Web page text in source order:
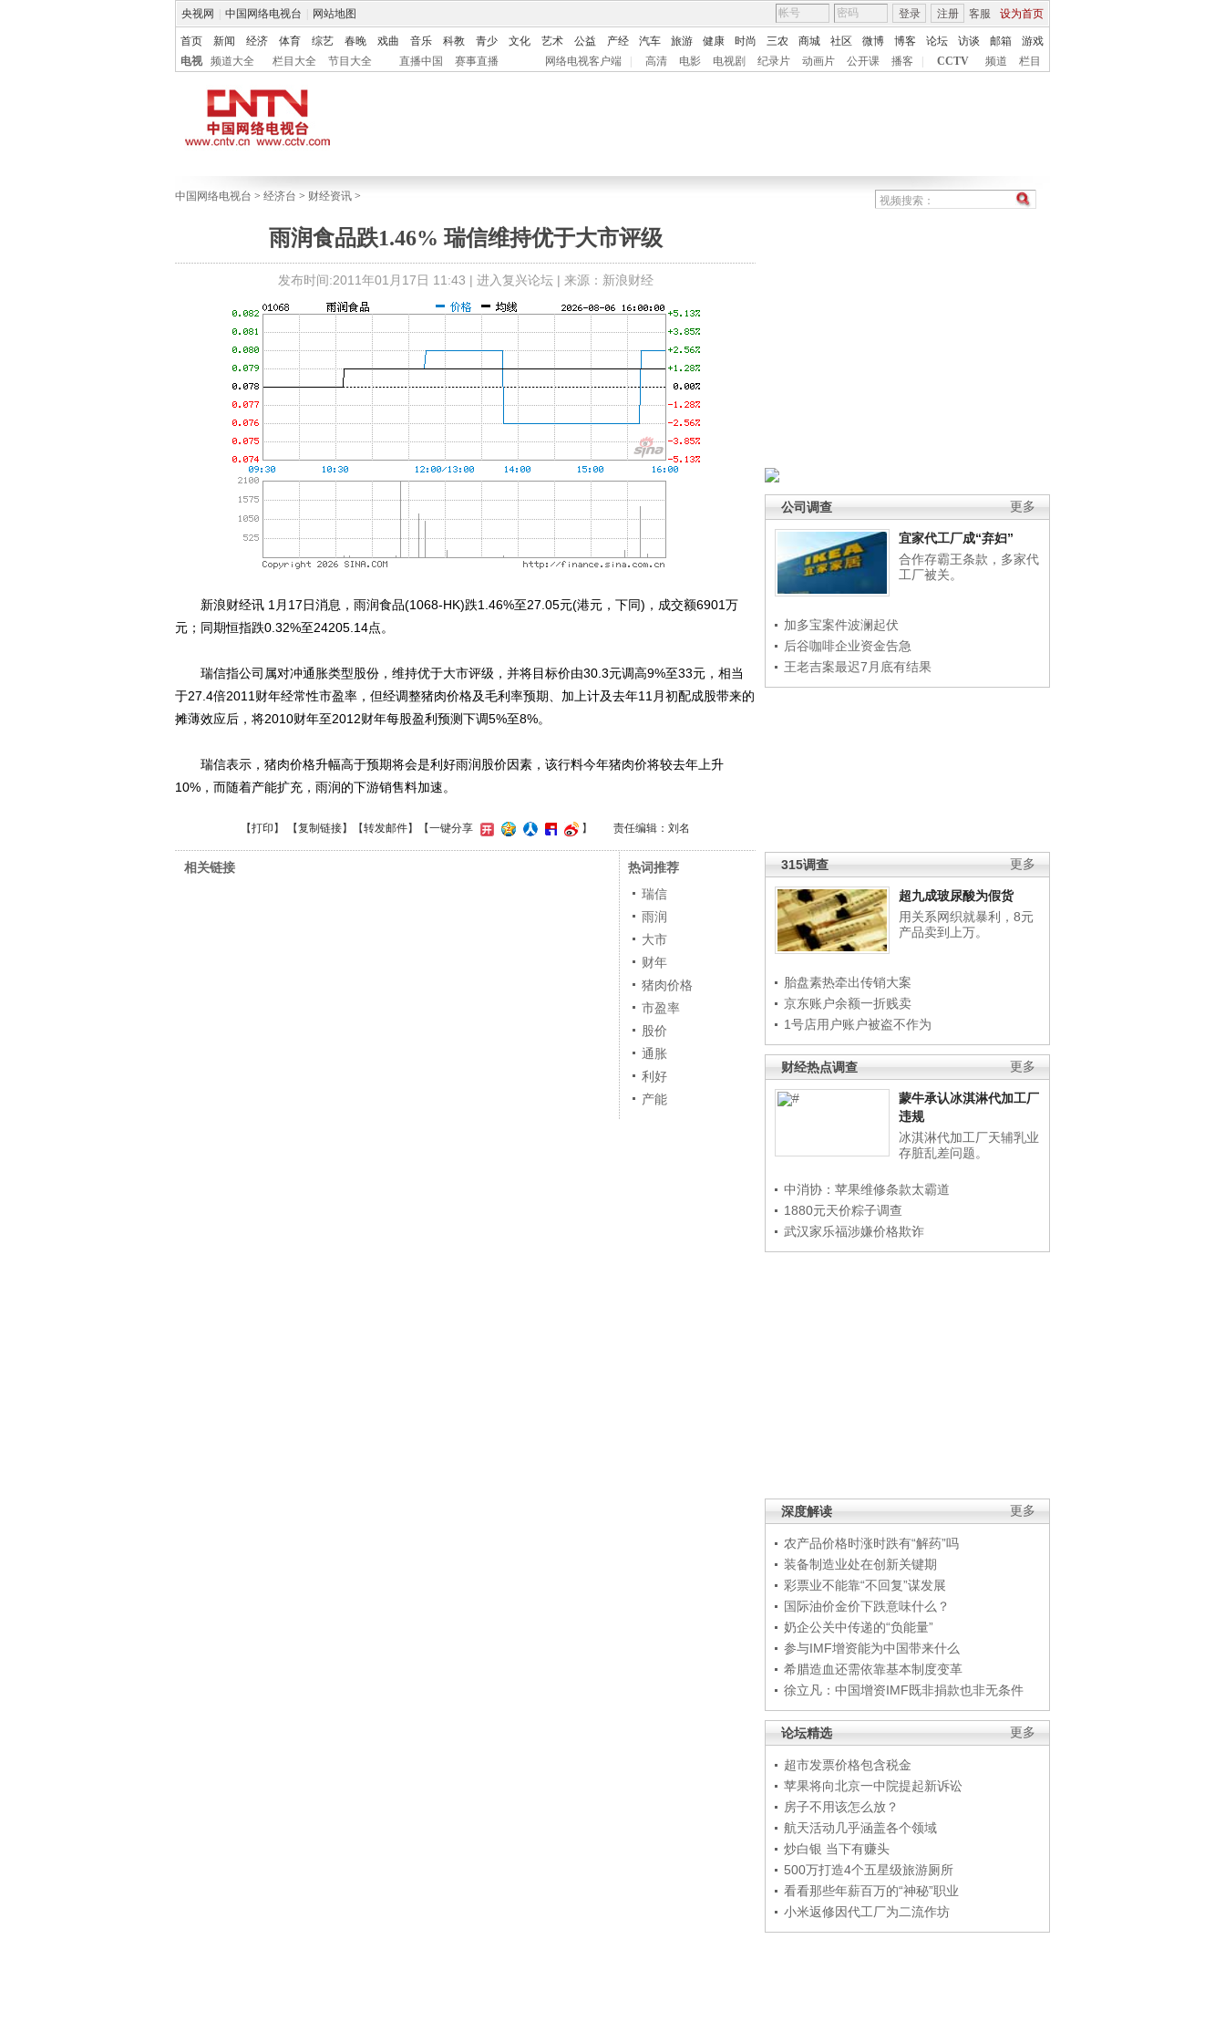
央视网 中国网络电视台 网站地图 客服 设为首页
登录 注册
首页 新闻 经济 体育 综艺 春晚 戏曲 音乐 科教 青少 文化 艺术 公益 产经 汽车 旅游 健康 时尚 三农 商城 社区 微博 博客 论坛 访谈 邮箱
游戏
电视
频道大全 栏目大全 节目大全 直播中国 赛事直播 网络电视客户端 高清 电影 电视剧 纪录片 动画片 公开课 播客 CCTV 频道 栏目
中国网络电视台 > 经济台 > 财经资讯 >
雨润食品跌1.46% 瑞信维持优于大市评级
发布时间:2011年01月17日 11:43 | 进入复兴论坛| 来源：新浪财经
更多
公司调查
宜家代工厂成“弃妇”
合作存霸王条款，多家代
工厂被关。
加多宝案件波澜起伏
后谷咖啡企业资金告急
王老吉案最迟7月底有结果
更多
315调查
超九成玻尿酸为假货
用关系网织就暴利，8元
产品卖到上万。
胎盘素热牵出传销大案
京东账户余额一折贱卖
1号店用户账户被盗不作为
更多
财经热点调查
蒙牛承认冰淇淋代加工厂
违规
冰淇淋代加工厂天辅乳业
存脏乱差问题。
中消协：苹果维修条款太霸道
1880元天价粽子调查
武汉家乐福涉嫌价格欺诈
更多
深度解读
农产品价格时涨时跌有“解药”吗
装备制造业处在创新关键期
彩票业不能靠“不回复”谋发展
国际油价金价下跌意味什么？
奶企公关中传递的“负能量”
参与IMF增资能为中国带来什么
希腊造血还需依靠基本制度变革
徐立凡：中国增资IMF既非捐款也非无条件
更多
论坛精选
超市发票价格包含税金
苹果将向北京一中院提起新诉讼
房子不用该怎么放？
航天活动几乎涵盖各个领域
炒白银 当下有赚头
500万打造4个五星级旅游厕所
看看那些年薪百万的“神秘”职业
小米返修因代工厂为二流作坊
新浪财经讯 1月17日消息，雨润食品(1068-HK)跌1.46%至27.05元(港元，下同)，成交额6901万
元；同期恒指跌0.32%至24205.14点。
瑞信指公司属对冲通胀类型股份，维持优于大市评级，并将目标价由30.3元调高9%至33元，相当
于27.4倍2011财年经常性市盈率，但经调整猪肉价格及毛利率预期、加上计及去年11月初配成股带来的
摊薄效应后，将2010财年至2012财年每股盈利预测下调5%至8%。
瑞信表示，猪肉价格升幅高于预期将会是利好雨润股价因素，该行料今年猪肉价将较去年上升
10%，而随着产能扩充，雨润的下游销售料加速。
【打印 】 【复制链接】【转发邮件】 【一键分享 】 责任编辑：刘名
相关链接
热词推荐
瑞信
雨润
大市
财年
猪肉价格
市盈率
股价
通胀
利好
产能